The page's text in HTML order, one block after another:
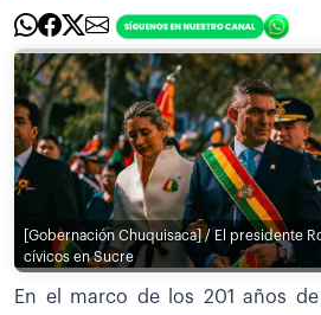
[Gobernación Chuquisaca] / El presidente
cívicos en Sucre
En el marco de los 201 años